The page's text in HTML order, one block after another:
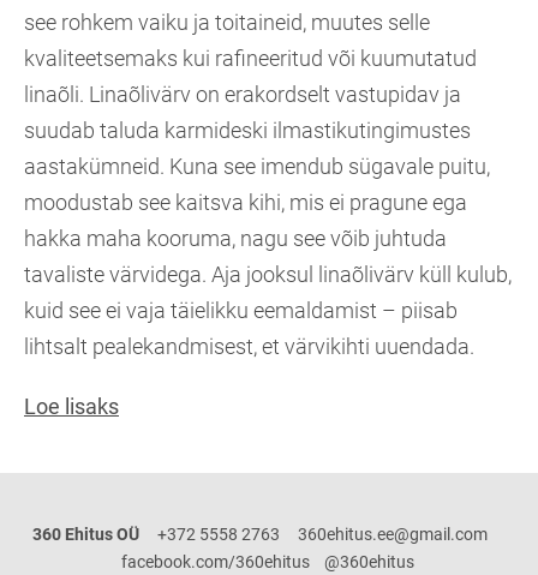
see rohkem vaiku ja toitaineid, muutes selle
kvaliteetsemaks kui rafineeritud või kuumutatud
linaõli. Linaõlivärv on erakordselt vastupidav ja
suudab taluda karmideski ilmastikutingimustes
aastakümneid. Kuna see imendub sügavale puitu,
moodustab see kaitsva kihi, mis ei pragune ega
hakka maha kooruma, nagu see võib juhtuda
tavaliste värvidega. Aja jooksul linaõlivärv küll kulub,
kuid see ei vaja täielikku eemaldamist – piisab
lihtsalt pealekandmisest, et värvikihti uuendada.
Loe lisaks
360 Ehitus OÜ +372 5558 2763 360ehitus.ee@gmail.com
facebook.com/360ehitus
@360ehitus